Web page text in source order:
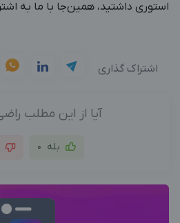
استوری داشتید، همین‌جا با ما به
اشتراک گذاری
آیا از این مطلب
بله 0